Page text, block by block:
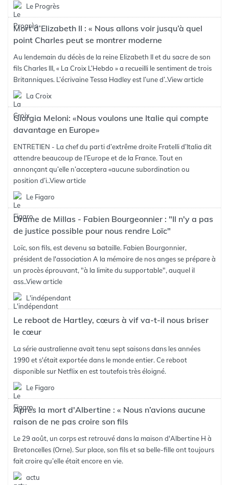
Le Progrès
Mort d’Elizabeth II : « Nous allons voir jusqu’à quel
point Charles peut se montrer moderne
Au lendemain du décès de la reine Elizabeth II et du sacre de son
fils Charles III, « La Croix L’Hebdo » a recueilli le sentiment de trois
Britanniques. L’écrivaine Tessa Hadley est l’une d’..View article
La Croix
Giorgia Meloni: «Nous voulons une Italie qui compte
davantage en Europe»
ENTRETIEN - La chef du parti d’extrême droite Fratelli d’Italia dit
attendre beaucoup de l’Europe et de la France. Tout en
annonçant qu’elle n’acceptera «aucune subordination ou
position d’i..View article
Le Figaro
Drame de Millas - Fabien Bourgeonnier : "Il n'y a pas
de justice possible pour nous rendre Loïc"
Loïc, son fils, est devenu sa bataille. Fabien Bourgonnier,
président de l'association A la mémoire de nos anges se prépare à
un procès éprouvant, "à la limite du supportable", auquel il
ass..View article
L'indépendant
Le reboot de Hartley, cœurs à vif va-t-il nous briser
le cœur
La série australienne avait tenu sept saisons dans les années
1990 et s'était exportée dans le monde entier. Ce reboot
disponible sur Netflix en est toutefois très éloigné.
Le Figaro
Après la mort d'Albertine : « Nous n’avions aucune
raison de ne pas croire son fils
Le 29 août, un corps est retrouvé dans la maison d'Albertine H à
Bretoncelles (Orne). Sur place, son fils et sa belle-fille ont toujours
fait croire qu’elle était encore en vie.
actu